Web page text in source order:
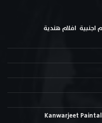
اجنبية افلام هندية
Kanwarjeet Paintal